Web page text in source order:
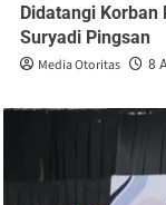
Didatangi
Suryadi Pingsan
Media Otoritas 8